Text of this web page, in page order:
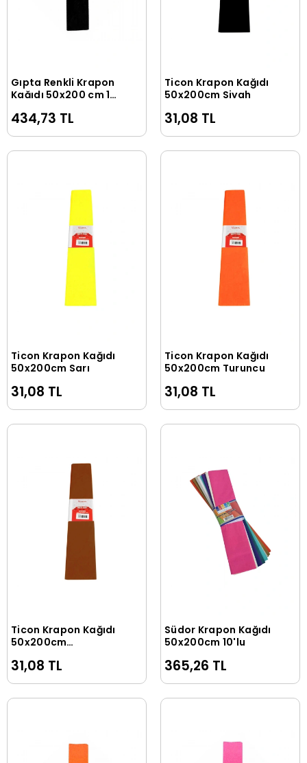
Sepete Ekle
Gıpta Renkli Krapon
Kağıdı 50x200 cm 10
434,73 TL
Sepete Ekle
Ticon Krapon Kağıdı
50x200cm Siyah
31,08 TL
Sepete Ekle
Ticon Krapon Kağıdı
50x200cm Sarı
31,08 TL
Sepete Ekle
Ticon Krapon Kağıdı
50x200cm Turuncu
31,08 TL
Sepete Ekle
Ticon Krapon Kağıdı
50x200cm
31,08 TL
Sepete Ekle
Südor Krapon Kağıdı
50x200cm 10'lu
365,26 TL